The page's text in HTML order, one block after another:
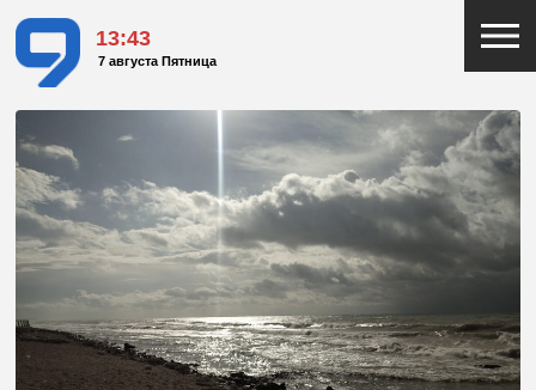
13:43
7 августа Пятница